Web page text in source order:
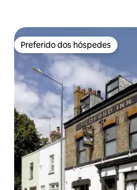
Preferido dos hóspedes
Preferido dos hóspedes